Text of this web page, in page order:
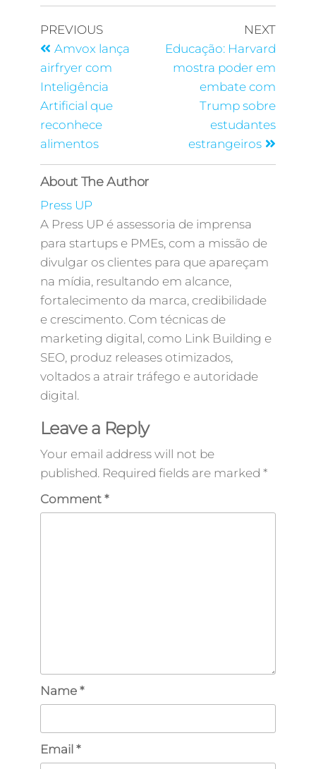
PREVIOUS
Amvox lança
airfryer com
Inteligência
Artificial que
reconhece
alimentos
NEXT
Educação: Harvard
mostra poder em
embate com
Trump sobre
estudantes
estrangeiros
About The Author
Press UP
A Press UP é assessoria de imprensa
para startups e PMEs, com a missão de
divulgar os clientes para que apareçam
na mídia, resultando em alcance,
fortalecimento da marca, credibilidade
e crescimento. Com técnicas de
marketing digital, como Link Building e
SEO, produz releases otimizados,
voltados a atrair tráfego e autoridade
digital.
Leave a Reply
Your email address will not be
published. Required fields are marked *
Comment *
Name *
Email *